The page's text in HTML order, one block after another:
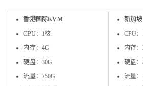
香港国际KVM
CPU：1核
内存：4G
硬盘：30G
流量：750G
新加坡
CPU
内存
硬盘：
流量：